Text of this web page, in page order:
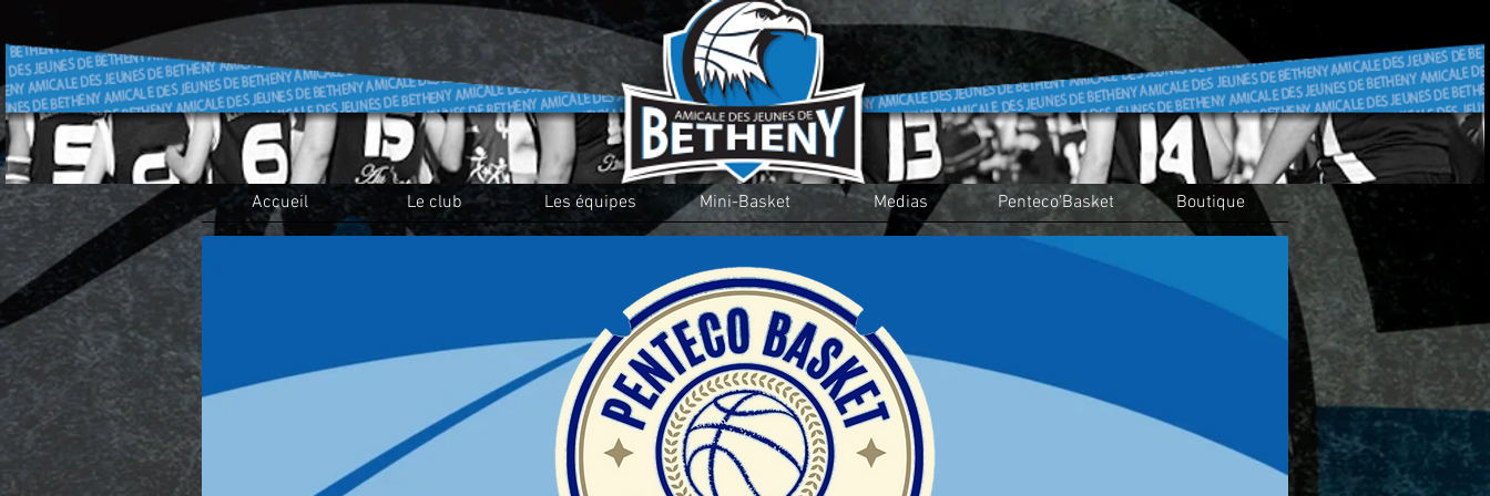
Accueil Le club Les équipes Mini-Basket Medias Penteco'Basket Boutique